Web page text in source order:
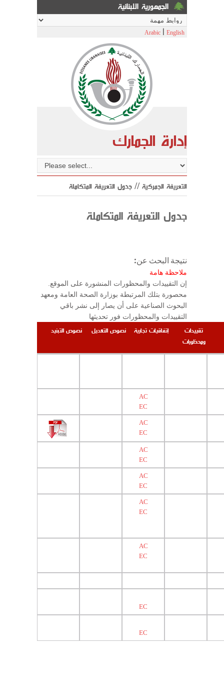
الجمهورية اللبنانية
Arabic English
إدارة الجمارك
التعريفة الجمركية // جدول التعريفة المتكاملة
جدول التعريفة المتكاملة
نتيجة البحث عن:
ملاحظة هامة
محصورة بتلك المرتبطة بوزارة الصحة العامة ومعهد
البحوث الصناعية على أن يصار إلى نشر باقي
التقييدات والمحظورات فور تحديثها
تقييدات
ومحظورات
إتفاقيات تجارية نصوص التعديل نصوص التبنيد
AC
EC
AC
EC
AC
EC
AC
EC
AC
EC
AC
EC
EC
EC